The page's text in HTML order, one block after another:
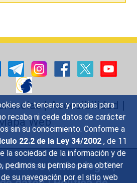
de terceros y propias para
recaba ni cede datos de carácter
sin su conocimiento. Conforme a
22.2 de la Ley 34/2002 , de 11
la sociedad de la información y de
pedimos su permiso para obtener
su navegación por el sitio web
|Accesibilidad |
Web
|Aviso legal|